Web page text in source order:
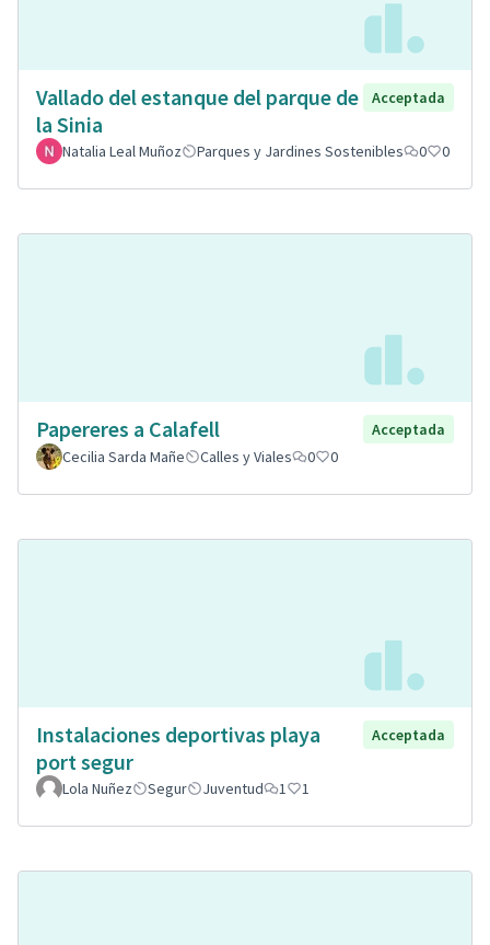
Vallado del estanque del parque de
la Sinia
Acceptada
Natalia Leal Muñoz Parques y Jardines Sostenibles 0 0
Papereres a Calafell
Acceptada
Cecilia Sarda Mañe
Calles y Viales 0 0
Instalaciones deportivas playa
port segur
Acceptada
Lola Nuñez Segur Juventud 1 1